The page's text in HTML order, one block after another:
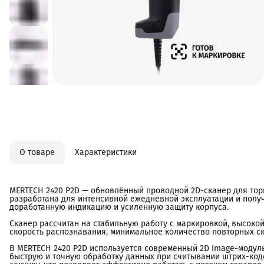
О товаре Характеристики
MERTECH 2420 P2D — обновлённый проводной 2D-сканер для
разработана для интенсивной ежедневной эксплуатации и
доработанную индикацию и усиленную защиту корпуса.
Сканер рассчитан на стабильную работу с маркировкой,
скорость распознавания, минимальное количество повторных
В MERTECH 2420 P2D используется современный 2D Image-
быструю и точную обработку данных при считывании штрих-